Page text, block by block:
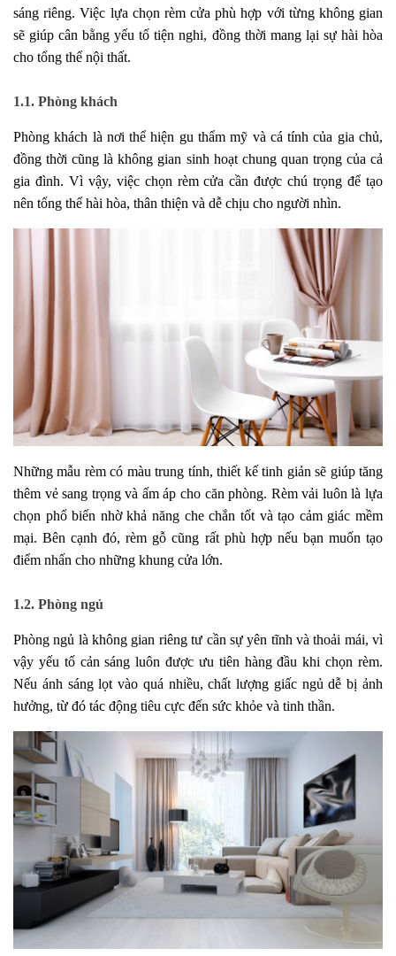
sáng riêng. Việc lựa chọn rèm cửa phù hợp với từng không gian
sẽ giúp cân bằng yếu tố tiện nghi, đồng thời mang lại sự hài hòa
cho tổng thể nội thất.
1.1. Phòng khách
Phòng khách là nơi thể hiện gu thẩm mỹ và cá tính của gia chủ,
đồng thời cũng là không gian sinh hoạt chung quan trọng của cả
gia đình. Vì vậy, việc chọn rèm cửa cần được chú trọng để tạo
nên tổng thể hài hòa, thân thiện và dễ chịu cho người nhìn.
Những mẫu rèm có màu trung tính, thiết kế tinh giản sẽ giúp tăng
thêm vẻ sang trọng và ấm áp cho căn phòng. Rèm vải luôn là lựa
chọn phổ biến nhờ khả năng che chắn tốt và tạo cảm giác mềm
mại. Bên cạnh đó, rèm gỗ cũng rất phù hợp nếu bạn muốn tạo
điểm nhấn cho những khung cửa lớn.
1.2. Phòng ngủ
Phòng ngủ là không gian riêng tư cần sự yên tĩnh và thoải mái, vì
vậy yếu tố cản sáng luôn được ưu tiên hàng đầu khi chọn rèm.
Nếu ánh sáng lọt vào quá nhiều, chất lượng giấc ngủ dễ bị ảnh
hưởng, từ đó tác động tiêu cực đến sức khỏe và tinh thần.